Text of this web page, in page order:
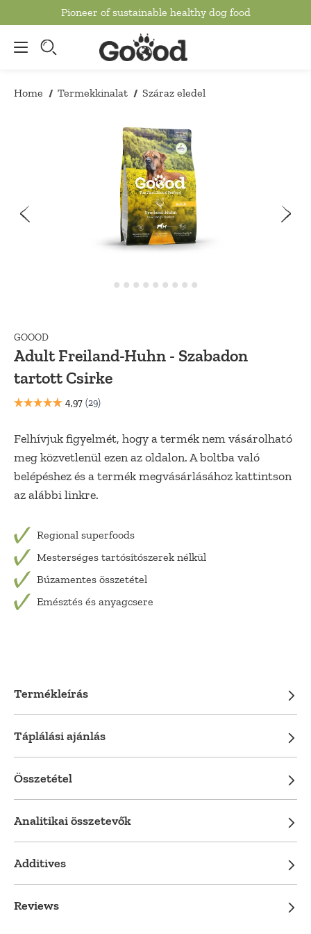
main contentPioneer of sustainable healthy dog food
Home / Termekkinalat / Száraz eledel
GOOOD
Adult Freiland-Huhn - Szabadon
tartott Csirke
Felhívjuk figyelmét, hogy a termék nem vásárolható
meg közvetlenül ezen az oldalon. A boltba való
belépéshez és a termék megvásárlásához kattintson
az alábbi linkre.
Regional superfoods
Mesterséges tartósítószerek nélkül
Búzamentes összetétel
Emésztés és anyagcsere
Termékleírás
Táplálási ajánlás
Összetétel
Analitikai összetevők
Additives
Reviews